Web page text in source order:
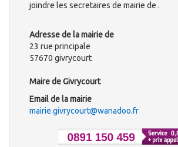
joindre les secretaires de mairie de .
Adresse de la mairie de
23 rue principale
57670 givrycourt
Maire de Givrycourt
Email de la mairie
mairie.givrycourt@wanadoo.fr